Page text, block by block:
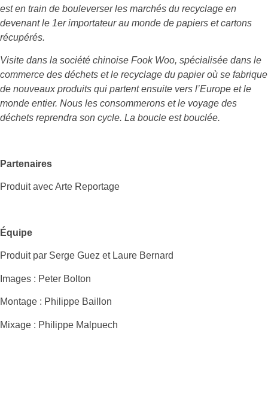
est en train de bouleverser les marchés du recyclage en
devenant le 1er importateur au monde de papiers et cartons
récupérés.
Visite dans la société chinoise Fook Woo, spécialisée dans le
commerce des déchets et le recyclage du papier où se fabrique
de nouveaux produits qui partent ensuite vers l’Europe et le
monde entier. Nous les consommerons et le voyage des
déchets reprendra son cycle. La boucle est bouclée.
Partenaires
Produit avec Arte Reportage
Équipe
Produit par Serge Guez et Laure Bernard
Images : Peter Bolton
Montage : Philippe Baillon
Mixage : Philippe Malpuech